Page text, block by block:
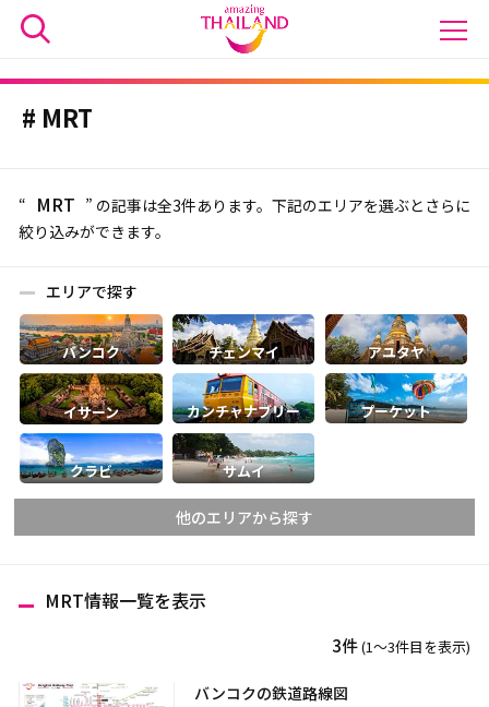
MRT
“ MRT ” の記事は全3件あります。下記のエリアを選ぶとさらに
絞り込みができます。
エリアで探す
バンコク チェンマイ アユタヤ
イサーン カンチャナブリー プーケット
クラビ サムイ
他のエリアから探す
ランプーン
スコータイ
MRT情報一覧を表示
3件(1〜3件目を表示)
バンコクの鉄道路線図